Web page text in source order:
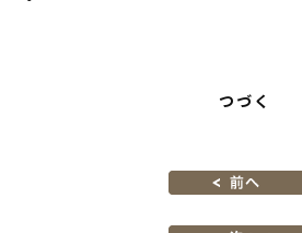
つづく